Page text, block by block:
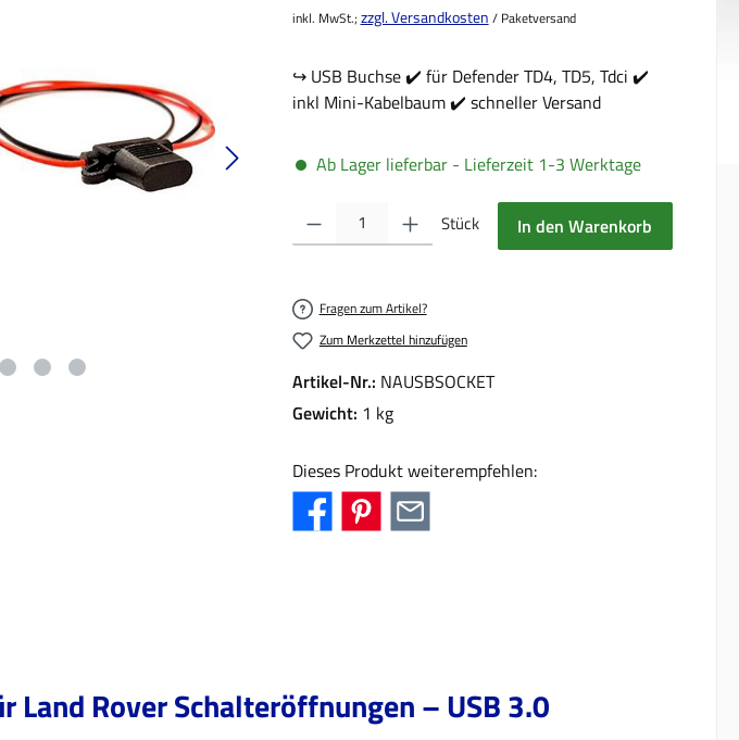
inkl. MwSt.; zzgl. Versandkosten / Paketversand
↪️ USB Buchse ✔️ für Defender TD4, TD5, Tdci ✔️
inkl Mini-Kabelbaum ✔️ schneller Versand
Ab Lager lieferbar - Lieferzeit 1-3 Werktage
Produkt Anzahl: Gib den gewünschten Wert ein oder benutze die
Stück In den Warenkorb
Fragen zum Artikel?
Zum Merkzettel hinzufügen
Artikel-Nr.: NAUSBSOCKET
Gewicht: 1 kg
Dieses Produkt weiterempfehlen:
Land Rover Schalteröffnungen – USB 3.0